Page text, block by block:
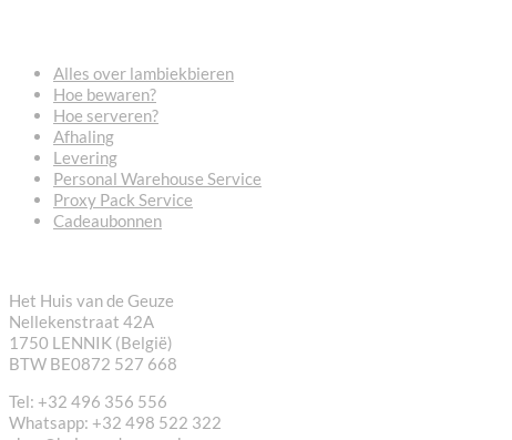
Alles over lambiekbieren
Hoe bewaren?
Hoe serveren?
Afhaling
Levering
Personal Warehouse Service
Proxy Pack Service
Cadeaubonnen
Het Huis van de Geuze
Nellekenstraat 42A
1750 LENNIK (België)
BTW BE0872 527 668
Tel: +32 496 356 556
Whatsapp: +32 498 522 322